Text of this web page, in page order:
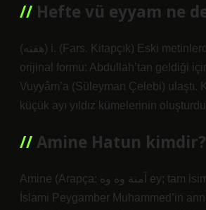
Hefte vü eyyam ne
(ﻫﻔﺘﻪ) i. (Fars. Kitapçık) Eski metinlerdeki kelimenin
orijinal formu: Abdullah’tan geldiği
Vuyyâm’a (Süleyman Çelebi) ulaştı.
küçük ayı yıldız kümelerinin
Amine Hatun kimdir?
Amine (Arapça: آمنة وه وه ey; tam isim amine bint vehb)
İslami Peygamber Muhammed’in